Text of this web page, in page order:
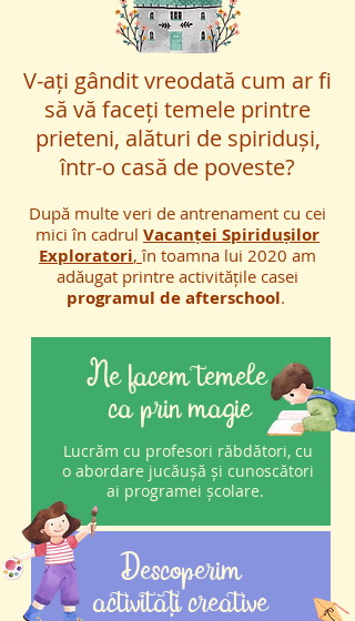
V-ați gândit vreodată cum ar fi
să vă faceți temele printre
prieteni, alături de spiriduși,
într-o casă de poveste?
După multe veri de antrenament cu cei
mici în cadrul Vacanței Spiridușilor
Exploratori,în toamna lui 2020 am
adăugat printre activitățile casei
programul de afterschool.
Ne facem temele
ca prin magie
Lucrăm cu profesori răbdători, cu
o abordare jucăușă și cunoscători
ai programei școlare.
Descoperim
activități creative